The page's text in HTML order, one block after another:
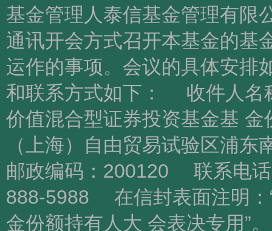
基金管理人泰信基金管理有限
通讯开会方式召开本基金的基
运作的事项。会议的具体安
和联系方式如下： 收件人名
价值混合型证券投资基金基
（上海）自由贸易试验区
邮政编码：200120 联系电
888-5988 在信封表面注明：
金份额持有人大 会表决专用